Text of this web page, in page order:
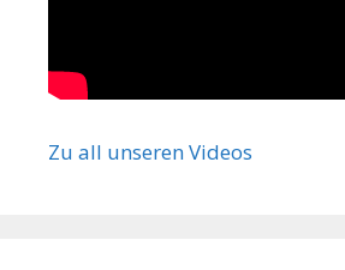
Zu all unseren Videos